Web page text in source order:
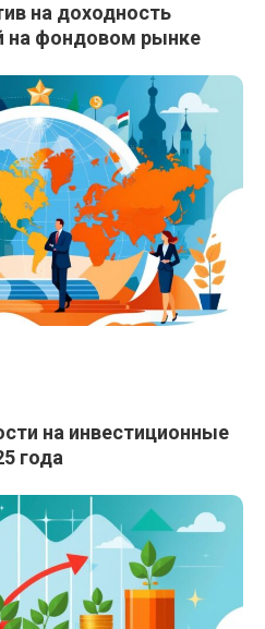
на доходность
на фондовом рынке
на инвестиционные
года